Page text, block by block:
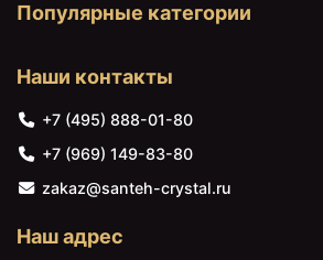
Популярные категории
Наши контакты
+7 (495) 888-01-80
+7 (969) 149-83-80
zakaz@santeh-crystal.ru
Наш адрес